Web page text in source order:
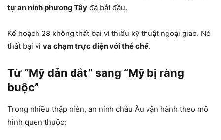
tự an ninh phương Tây đã bắt đầu.
Kế hoạch 28 không thất bại vì thiếu kỹ thuật ngoại giao. Nó
thất bại vì va chạm trực diện với thể chế.
Từ “Mỹ dẫn dắt” sang “Mỹ bị ràng
buộc”
Trong nhiều thập niên, an ninh châu Âu vận hành theo mô
hình quen thuộc: